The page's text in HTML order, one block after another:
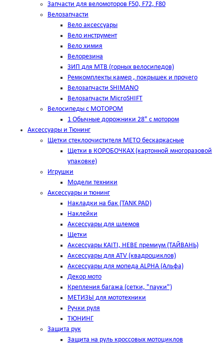
Запчасти для веломоторов F50, F72, F80
Велозапчасти
Вело аксессуары
Вело инструмент
Вело химия
Велорезина
ЗИП для MTB (горных велосипедов)
Ремкомплекты камер , покрышек и прочего
Велозапчасти SHIMANO
Велозапчасти MicroSHIFT
Велосипеды с МОТОРОМ
1 Обычные дорожники 28" с мотором
Аксессуары и Тюнинг
Щетки стеклоочистителя METO бескаркасные
Щетки в КОРОБОЧКАХ (картонной многоразовой
упаковке)
Игрушки
Модели техники
Аксессуары и тюнинг
Накладки на бак (TANK PAD)
Наклейки
Аксессуары для шлемов
Щетки
Аксессуары KAITI, HEBE премиум (ТАЙВАНЬ)
Аксессуары для ATV (квадроциклов)
Аксессуары для мопеда ALPHA (Альфа)
Декор мото
Крепления багажа (сетки, "пауки")
МЕТИЗЫ для мототехники
Ручки руля
ТЮНИНГ
Защита рук
Защита на руль кроссовых мотоциклов